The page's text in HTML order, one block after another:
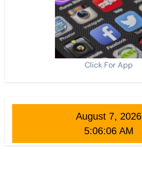
Click For App
August 7, 2026
5:06:07 AM